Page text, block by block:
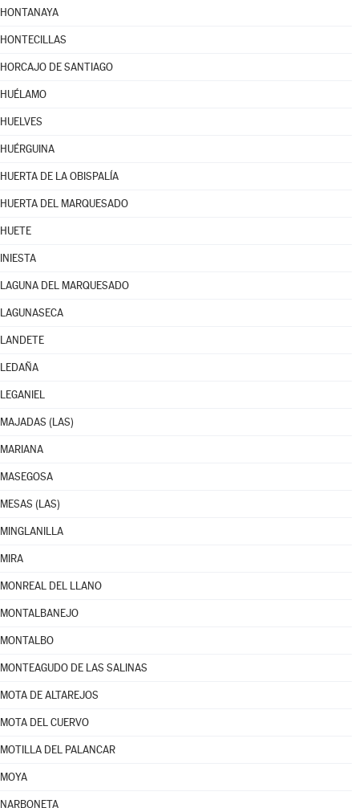
HONTANAYA
HONTECILLAS
HORCAJO DE SANTIAGO
HUÉLAMO
HUELVES
HUÉRGUINA
HUERTA DE LA OBISPALÍA
HUERTA DEL MARQUESADO
HUETE
INIESTA
LAGUNA DEL MARQUESADO
LAGUNASECA
LANDETE
LEDAÑA
LEGANIEL
MAJADAS (LAS)
MARIANA
MASEGOSA
MESAS (LAS)
MINGLANILLA
MIRA
MONREAL DEL LLANO
MONTALBANEJO
MONTALBO
MONTEAGUDO DE LAS SALINAS
MOTA DE ALTAREJOS
MOTA DEL CUERVO
MOTILLA DEL PALANCAR
MOYA
NARBONETA